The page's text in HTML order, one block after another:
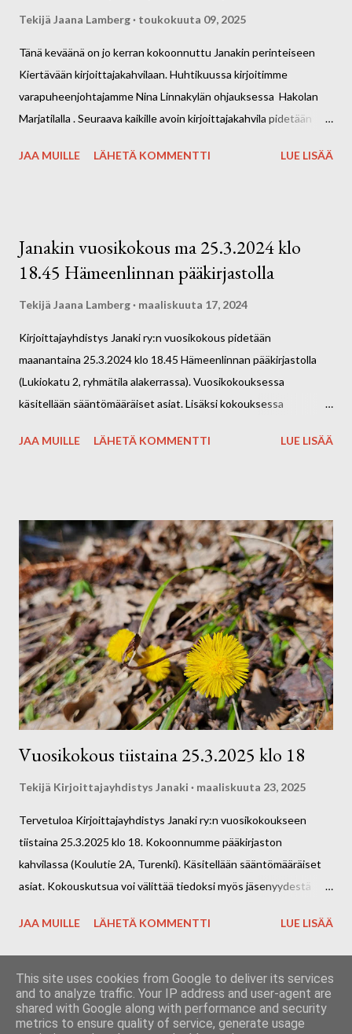
Tekijä Jaana Lamberg toukokuuta 09, 2025
Tänä keväänä on jo kerran kokoonnuttu Janakin perinteiseen
Kiertävään kirjoittajakahvilaan. Huhtikuussa kirjoitimme
varapuheenjohtajamme Nina Linnakylän ohjauksessa Hakolan
Marjatilalla . Seuraava kaikille avoin kirjoittajakahvila pidetään
klo13.00- 14.30. Osoite: Harvialan Kartano 32, 13300 Harviala.
kynnyksen tapaamiskertoja. Tervetuloa mukaan! Kahvit ja
kahvileivät omakustanteisesti. Ota mukaan omat
JAA MUILLE LÄHETÄ KOMMENTTI LUE LISÄÄ
Janakin vuosikokous ma 25.3.2024 klo
18.45 Hämeenlinnan pääkirjastolla
Tekijä Jaana Lamberg maaliskuuta 17, 2024
Kirjoittajayhdistys Janaki ry:n vuosikokous pidetään
maanantaina 25.3.2024 klo 18.45 Hämeenlinnan pääkirjastolla
(Lukiokatu 2, ryhmätila alakerrassa). Vuosikokouksessa
käsitellään sääntömääräiset asiat. Lisäksi kokouksessa
johtokunnan (hallituksen) kokoonpanoa. Ennen vuosikokousta
katsojien omiin ajatuksiin, tunteisiin ja tarinoihin. Tarinateatterin
ohjaa Kaija Klemetti, joka on myös Janakin hallituksen
pitkäaikainen jäsen. Tarinateatterin jälkeen siirrymme sujuvasti
kokoukseen. Tervetuloa kevätkokoukseen! Kirjoittajayhdistys
Janaki ry:n hallitus
JAA MUILLE LÄHETÄ KOMMENTTI LUE LISÄÄ
Vuosikokous tiistaina 25.3.2025 klo 18
Tekijä Kirjoittajayhdistys Janaki maaliskuuta 23, 2025
Tervetuloa Kirjoittajayhdistys Janaki ry:n vuosikokoukseen
tiistaina 25.3.2025 klo 18. Kokoonnumme pääkirjaston
kahvilassa (Koulutie 2A, Turenki). Käsitellään sääntömääräiset
asiat. Kokouskutsua voi välittää tiedoksi myös jäsenyydestä
JAA MUILLE
LÄHETÄ KOMMENTTI LUE LISÄÄ
Sisällön tarjoaa Blogger
This site uses cookies from Google to deliver its services
and to analyze traffic. Your IP address and user-agent are
shared with Google along with performance and security
metrics to ensure quality of service, generate usage